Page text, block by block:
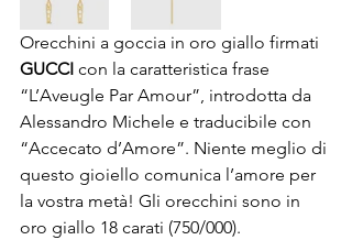
Orecchini a goccia in oro giallo firmati
GUCCI con la caratteristica frase
“L’Aveugle Par Amour”, introdotta da
Alessandro Michele e traducibile con
“Accecato d’Amore”. Niente meglio di
questo gioiello comunica l’amore per
la vostra metà! Gli orecchini sono in
oro giallo 18 carati (750/000).